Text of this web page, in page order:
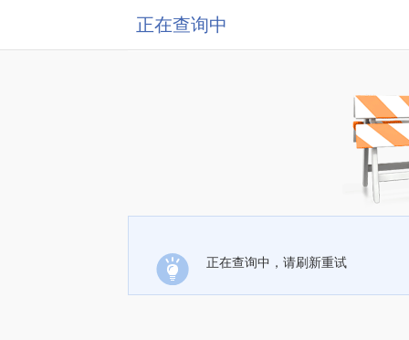
正在查询中
正在查询中，请刷新重试